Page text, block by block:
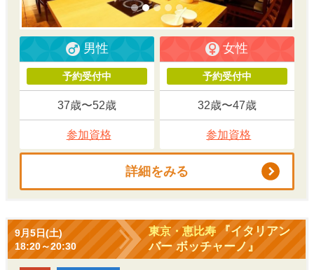
男性
予約受付中
37歳〜52歳
参加資格
女性
予約受付中
32歳〜47歳
参加資格
詳細をみる
9月5日(土)
18:20～20:30
東京・恵比寿『イタリアン
バー ボッチャーノ』